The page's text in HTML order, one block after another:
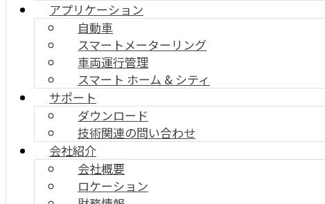
アプリケーション
自動車
スマートメーターリング
車両運行管理
スマート ホーム & シティ
サポート
ダウンロード
技術関連の問い合わせ
会社紹介
会社概要
ロケーション